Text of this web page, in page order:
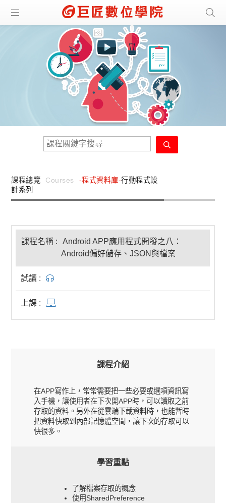
課程總覽 Courses -程式資料庫-行動程式設
計系列
Android APP應用程式開發之八：
Android偏好儲存、JSON與檔案
課程介紹
在APP寫作上，常常需要把一些必要或選項資訊寫
入手機，讓使用者在下次開APP時，可以讀取之前
存取的資料。另外在從雲端下載資料時，也能暫時
把資料快取到內部記憶體空間，讓下次的存取可以
快很多。
學習重點
了解檔案存取的概念
使用SharedPreference